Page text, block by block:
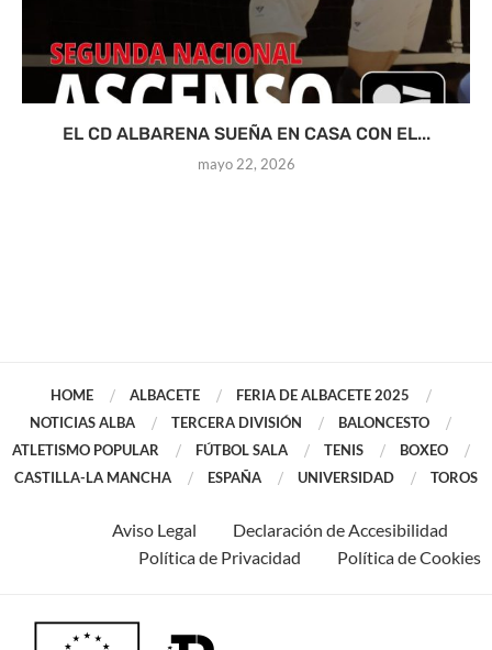
EL CD ALBARENA SUEÑA EN CASA CON EL...
mayo 22, 2026
HOME ALBACETE
FERIA DE ALBACETE 2025
NOTICIAS ALBA
TERCERA DIVISIÓN
BALONCESTO
ATLETISMO POPULAR
FÚTBOL SALA TENIS
BOXEO
CASTILLA-LA MANCHA
ESPAÑA UNIVERSIDAD TOROS
Aviso Legal
Declaración de Accesibilidad
Política de Privacidad
Política de Cookies